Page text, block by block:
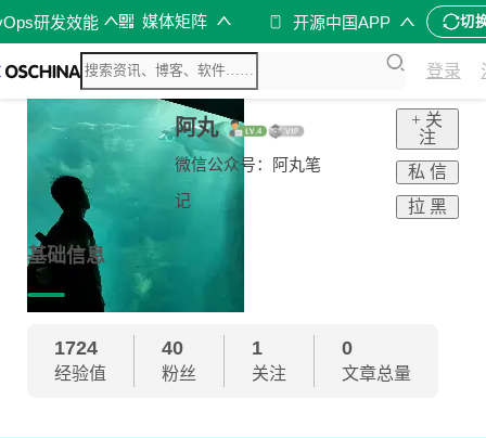
研发效能 媒体矩阵 开源中国APP 切
登录
阿丸
微信公众号：阿丸笔
记
+ 关
注
私 信
拉 黑
基础信息
1724
经验值
40
粉丝
1
关注
0
文章总量